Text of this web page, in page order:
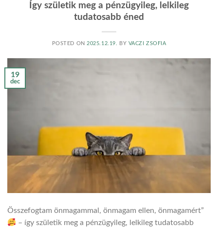
Így születik meg a pénzügyileg, lelkileg
tudatosabb éned
POSTED ON 2025.12.19. BY VACZI ZSOFIA
19
dec
Összefogtam önmagammal, önmagam ellen, önmagamért”
– így születik meg a pénzügyileg, lelkileg tudatosabb